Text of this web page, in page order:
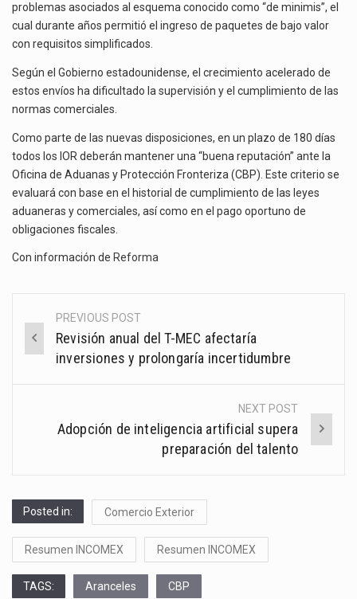
problemas asociados al esquema conocido como “de minimis”, el
cual durante años permitió el ingreso de paquetes de bajo valor
con requisitos simplificados.
Según el Gobierno estadounidense, el crecimiento acelerado de
estos envíos ha dificultado la supervisión y el cumplimiento de las
normas comerciales.
Como parte de las nuevas disposiciones, en un plazo de 180 días
todos los IOR deberán mantener una “buena reputación” ante la
Oficina de Aduanas y Protección Fronteriza (CBP). Este criterio se
evaluará con base en el historial de cumplimiento de las leyes
aduaneras y comerciales, así como en el pago oportuno de
obligaciones fiscales.
Con información de Reforma
Post
navigation
PREVIOUS POST
Revisión anual del T-MEC afectaría
inversiones y prolongaría incertidumbre
NEXT POST
Adopción de inteligencia artificial supera
preparación del talento
Posted in: Comercio Exterior
Resumen INCOMEX Resumen INCOMEX
TAGS: Aranceles CBP